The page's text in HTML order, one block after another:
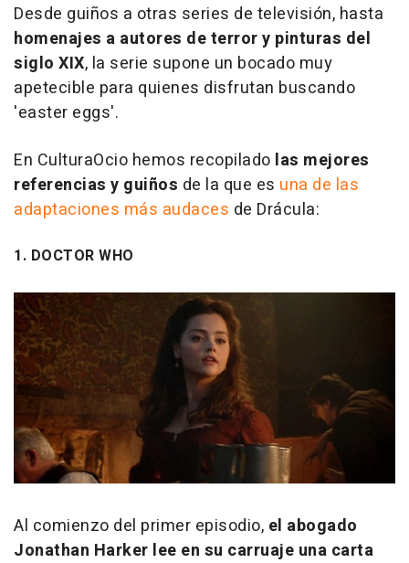
Desde guiños a otras series de televisión, hasta
homenajes a autores de terror y pinturas del
siglo XIX, la serie supone un bocado muy
apetecible para quienes disfrutan buscando
'easter eggs'.
En CulturaOcio hemos recopilado las mejores
referencias y guiños de la que es una de las
adaptaciones más audaces de Drácula:
1. DOCTOR WHO
Al comienzo del primer episodio, el abogado
Jonathan Harker lee en su carruaje una carta